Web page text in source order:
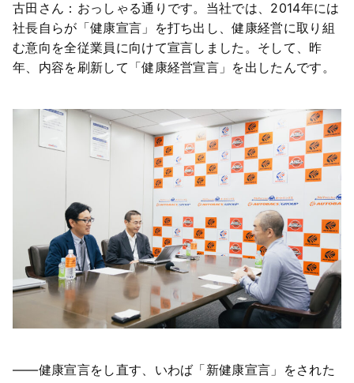
古田さん：おっしゃる通りです。当社では、2014年には
社長自らが「健康宣言」を打ち出し、健康経営に取り組
む意向を全従業員に向けて宣言しました。そして、昨
年、内容を刷新して「健康経営宣言」を出したんです。
――健康宣言をし直す、いわば「新健康宣言」をされた